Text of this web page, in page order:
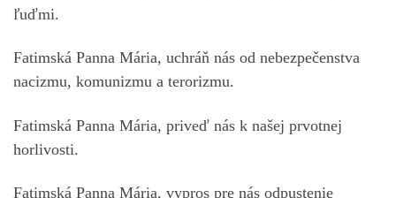
ľuďmi.
Fatimská Panna Mária, uchráň nás od nebezpečenstva
nacizmu, komunizmu a terorizmu.
Fatimská Panna Mária, priveď nás k našej prvotnej
horlivosti.
Fatimská Panna Mária, vypros pre nás odpustenie